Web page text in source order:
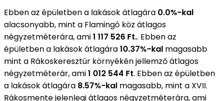
Ebben az épületben a lakások átlagára 0.0%-kal
alacsonyabb, mint a Flamingó köz átlagos
négyzetméterára, ami1 117 526 Ft.. Ebben az
épületben a lakások átlagára10.37%-kal magasabb
mint a Rákoskeresztúr környékén jellemző átlagos
négyzetméterár, ami1 012 544 Ft. Ebben az épületben
a lakások átlagára 8.57%-kal magasabb, mint a XVII.
Rákosmente jelenlegi átlagos négyzetméterára, ami